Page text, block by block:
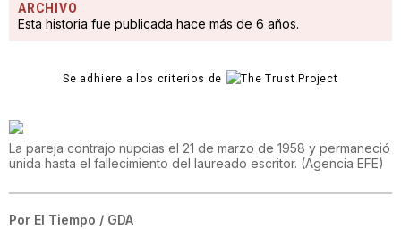
ARCHIVO
Esta historia fue publicada hace más de 6 años.
Se adhiere a los criterios de
La pareja contrajo nupcias el 21 de marzo de 1958 y permaneció
unida hasta el fallecimiento del laureado escritor. (Agencia EFE)
Por El Tiempo / GDA